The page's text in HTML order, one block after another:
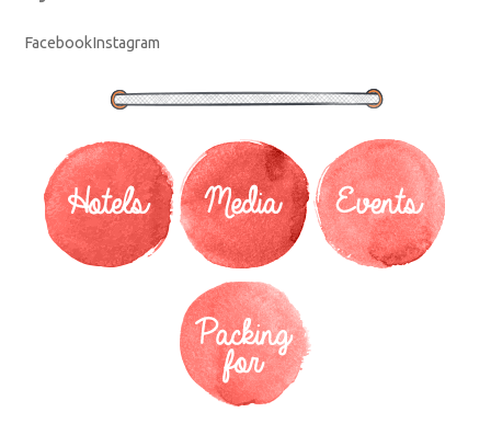
FacebookInstagram